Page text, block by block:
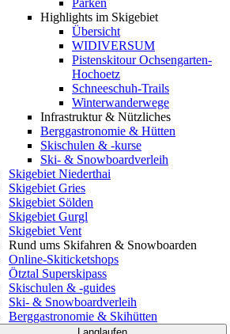
Parken
Highlights im Skigebiet
Übersicht
WIDIVERSUM
Pistenskitour Ochsengarten-
Hochoetz
Schneeschuh-Trails
Winterwanderwege
Infrastruktur & Nützliches
Berggastronomie & Hütten
Skischulen & -kurse
Ski- & Snowboardverleih
Skigebiet Niederthai
Skigebiet Gries
Skigebiet Sölden
Skigebiet Gurgl
Skigebiet Vent
Rund ums Skifahren & Snowboarden
Online-Skiticketshops
Ötztal Superskipass
Skischulen & -guides
Ski- & Snowboardverleih
Berggastronomie & Skihütten